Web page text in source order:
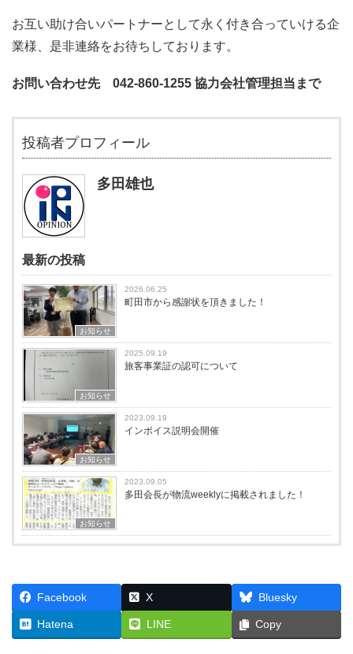
お互い助け合いパートナーとして永く付き合っていける企
業様、是非連絡をお待ちしております。
お問い合わせ先 042-860-1255 協力会社管理担当まで
投稿者プロフィール
多田雄也
最新の投稿
お知らせ
2026.06.25
町田市から感謝状を頂きました！
お知らせ
2025.09.19
旅客事業証の認可について
お知らせ
2023.09.19
インボイス説明会開催
お知らせ
2023.09.05
多田会長が物流weeklyに掲載されました！
Facebook X Bluesky
Hatena LINE Copy